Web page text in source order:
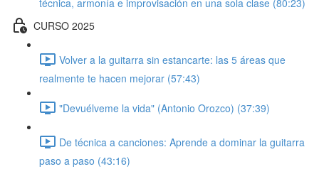
técnica, armonía e improvisación en una sola clase (80:23)
CURSO 2025
Volver a la guitarra sin estancarte: las 5 áreas que
realmente te hacen mejorar (57:43)
"Devuélveme la vida" (Antonio Orozco) (37:39)
De técnica a canciones: Aprende a dominar la guitarra
paso a paso (43:16)